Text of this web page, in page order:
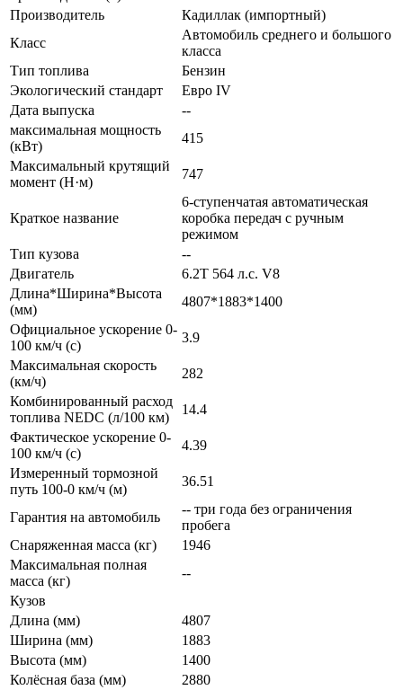
Производитель
Кадиллак (импортный)
Класс
Автомобиль среднего и большого
класса
Тип топлива
Бензин
Экологический стандарт
Евро IV
Дата выпуска
--
максимальная мощность
(кВт)
415
Максимальный крутящий
момент (Н·м)
747
Краткое название
6-ступенчатая автоматическая
коробка передач с ручным
режимом
Тип кузова
--
Двигатель
6.2T 564 л.с. V8
Длина*Ширина*Высота
(мм)
4807*1883*1400
Официальное ускорение 0-
100 км/ч (с)
3.9
Максимальная скорость
(км/ч)
282
Комбинированный расход
топлива NEDC (л/100 км)
14.4
Фактическое ускорение 0-
100 км/ч (с)
4.39
Измеренный тормозной
путь 100-0 км/ч (м)
36.51
Гарантия на автомобиль
-- три года без ограничения
пробега
Снаряженная масса (кг)
1946
Максимальная полная
масса (кг)
--
Кузов
Длина (мм)
4807
Ширина (мм)
1883
Высота (мм)
1400
Колёсная база (мм)
2880